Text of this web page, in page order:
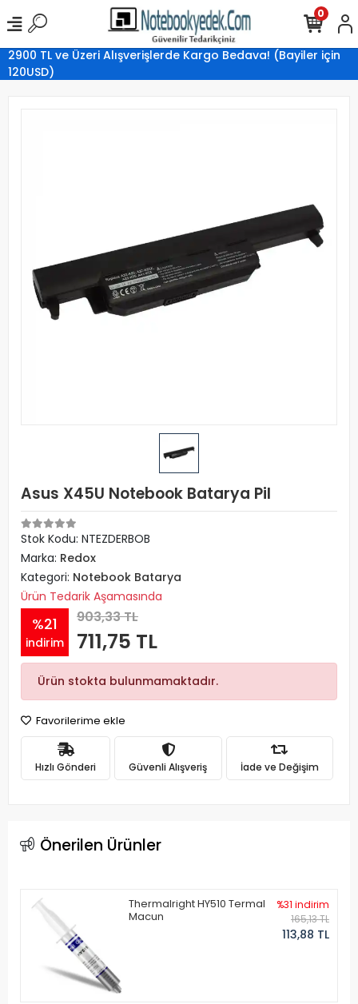
2900 TL ve Üzeri Alışverişlerde Kargo Bedava! (Bayiler için
120USD)
0
Asus X45U Notebook Batarya Pil
Stok Kodu: NTEZDERBOB
Marka: Redox
Kategori: Notebook Batarya
Ürün Tedarik Aşamasında
%21
indirim
903,33 TL
711,75 TL
Ürün stokta bulunmamaktadır.
Favorilerime ekle
Hızlı Gönderi Güvenli Alışveriş İade ve Değişim
Önerilen Ürünler
Thermalright HY510 Termal
Macun
%31 indirim
165,13 TL
113,88 TL